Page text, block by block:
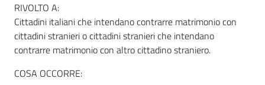
Newsletter
RIVOLTO A:
Cittadini italiani che intendano contrarre matrimonio con
cittadini stranieri o cittadini stranieri che intendano
contrarre matrimonio con altro cittadino straniero.
COSA OCCORRE: